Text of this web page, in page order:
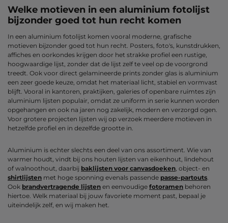
Welke motieven in een aluminium fotolijst
bijzonder goed tot hun recht komen
In een aluminium fotolijst komen vooral moderne, grafische
motieven bijzonder goed tot hun recht. Posters, foto's, kunstdrukken,
affiches en oorkondes krijgen door het strakke profiel een rustige,
hoogwaardige lijst, zonder dat de lijst zelf te veel op de voorgrond
treedt. Ook voor direct gelamineerde prints zonder glas is aluminium
een zeer goede keuze, omdat het materiaal licht, stabiel en vormvast
blijft. Vooral in kantoren, praktijken, galeries of openbare ruimtes zijn
aluminium lijsten populair, omdat ze uniform in serie kunnen worden
opgehangen en ook na jaren nog zakelijk, modern en verzorgd ogen.
Voor grotere projecten lijsten wij op verzoek meerdere motieven in
hetzelfde profiel en in dezelfde grootte in.
Aluminium is echter slechts een deel van ons assortiment. Wie van
warmer houdt, vindt bij ons houten lijsten van eikenhout, lindehout
of walnoothout, daarbij baklijsten voor canvasdoeken, object- en
shirtlijsten met hoge sponning evenals passende passe-partouts.
Ook brandvertragende lijsten en eenvoudige fotoramen behoren
hiertoe. Welk materiaal bij jouw favoriete moment past, bepaal je
uiteindelijk zelf, en wij maken het.